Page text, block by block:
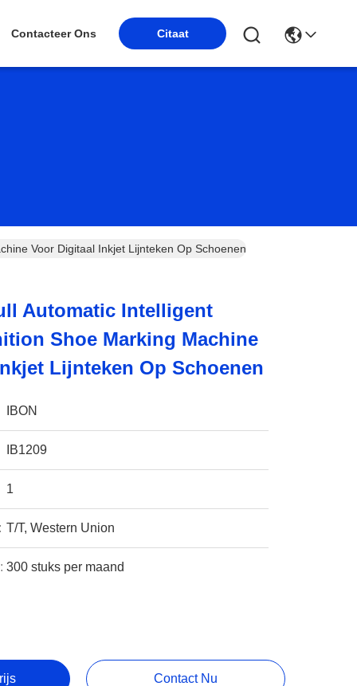
Contacteer Ons Citaat
Voor Digitaal Inkjet Lijnteken Op Schoenen
Automatic Intelligent
Shoe Marking Machine
Lijnteken Op Schoenen
IBON
IB1209
1
T/T, Western Union
300 stuks per maand
Contact Nu